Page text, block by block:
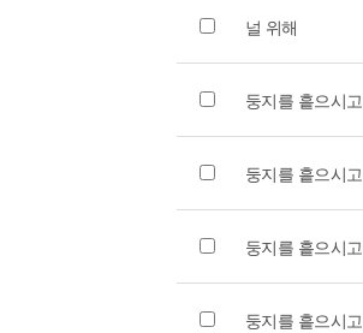
널 위해
둥지를 흩으시고
둥지를 흩으시고
둥지를 흩으시고
둥지를 흩으시고